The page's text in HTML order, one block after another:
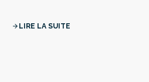
arrow_forward LIRE LA SUITE